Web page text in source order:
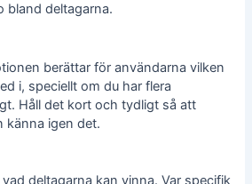
bland deltagarna.
berättar för användarna vilken
i, speciellt om du har flera
Håll det kort och tydligt så att
känna igen det.
deltagarna kan vinna. Var specifik